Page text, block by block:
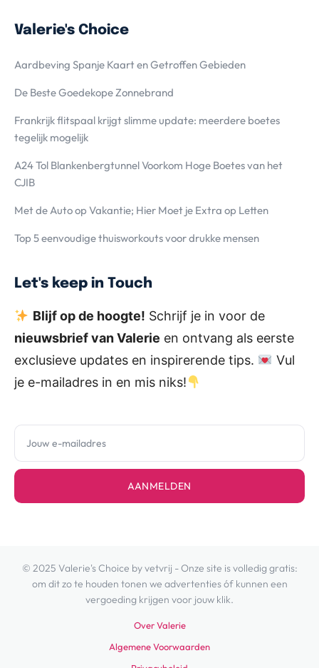
Valerie's Choice
Aardbeving Spanje Kaart en Getroffen Gebieden
De Beste Goedekope Zonnebrand
Frankrijk flitspaal krijgt slimme update: meerdere boetes
tegelijk mogelijk
A24 Tol Blankenbergtunnel Voorkom Hoge Boetes van het
CJIB
Met de Auto op Vakantie; Hier Moet je Extra op Letten
Top 5 eenvoudige thuisworkouts voor drukke mensen
Let's keep in Touch
Blijf op de hoogte! Schrijf je in voor de
nieuwsbrief van Valerie en ontvang als eerste
exclusieve updates en inspirerende tips.
Vul
je e-mailadres in en mis niks!
AANMELDEN
© 2025 Valerie's Choice by vetvrij - Onze site is volledig gratis:
om dit zo te houden tonen we advertenties óf kunnen een
vergoeding krijgen voor jouw klik.
Over Valerie
Algemene Voorwaarden